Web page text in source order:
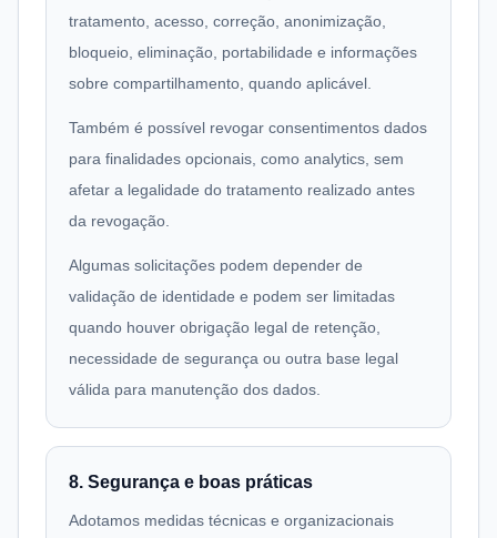
tratamento, acesso, correção, anonimização,
bloqueio, eliminação, portabilidade e informações
sobre compartilhamento, quando aplicável.
Também é possível revogar consentimentos dados
para finalidades opcionais, como analytics, sem
afetar a legalidade do tratamento realizado antes
da revogação.
Algumas solicitações podem depender de
validação de identidade e podem ser limitadas
quando houver obrigação legal de retenção,
necessidade de segurança ou outra base legal
válida para manutenção dos dados.
8. Segurança e boas práticas
Adotamos medidas técnicas e organizacionais